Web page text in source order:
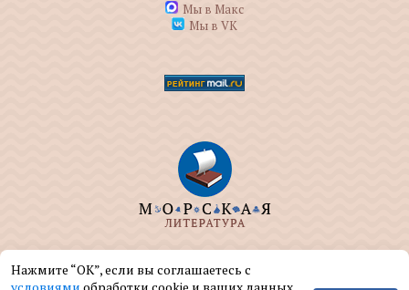
Мы в Макс
Мы в VK
ООО "МОРКНИГА" занимается изданием и
реализацией книг на морскую тематику.
Нажмите “ОК”, если вы соглашаетесь с